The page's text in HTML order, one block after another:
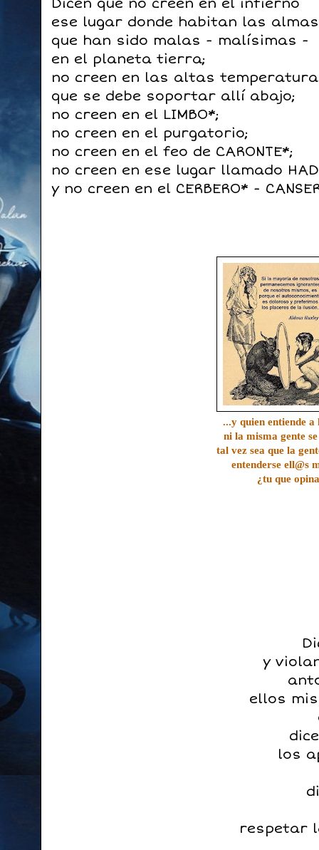
Dicen que no creen en el infierno
ese lugar donde habitan las almas
que han sido malas - malísimas -
en el planeta tierra;
no creen en las altas
que se debe soportar allí abajo;
no creen en el LIMBO*;
no creen en el purgatorio;
no creen en el feo de CARONTE*;
no creen en ese lugar llamado
y no creen en el CERBERO* -
...y quien entiende a
ni la misma gente
tal vez sea que la
entenderse ell@s
¿tu que
y
ellos
los
respetar